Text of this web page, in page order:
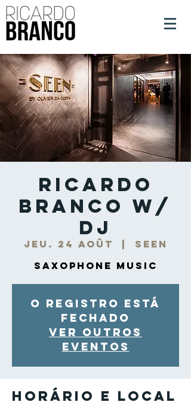
Ricardo
Branco w/
DJ
jeu. 24 août
Seen
Saxophone Music
O registro está
fechado
Ver outros
eventos
Horário e local